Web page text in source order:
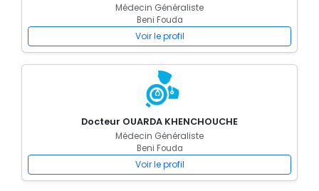
Médecin Généraliste
Beni Fouda
Voir le profil
Docteur OUARDA KHENCHOUCHE
Médecin Généraliste
Beni Fouda
Voir le profil